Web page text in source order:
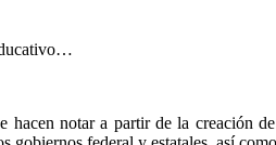
notar a partir de la creación